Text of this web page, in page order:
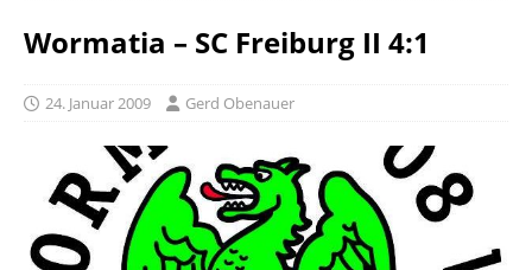
Wormatia – SC Freiburg II 4:1
24. Januar 2009 Gerd Obenauer